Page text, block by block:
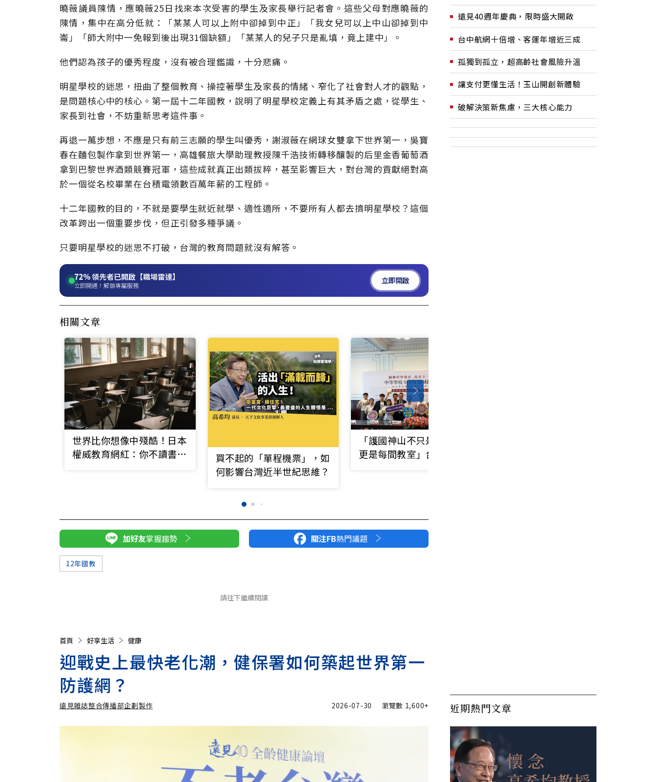
曉薇議員陳情，應曉薇25日找來本次受害的學生及家長舉行記者會。這些父母對應曉薇的
陳情，集中在高分低就：「某某人可以上附中卻掉到中正」「我女兒可以上中山卻掉到中
崙」「師大附中一免報到後出現31個缺額」「某某人的兒子只是亂填，竟上建中」。
他們認為孩子的優秀程度，沒有被合理鑑識，十分悲痛。
明星學校的迷思，扭曲了整個教育、操控著學生及家長的情緒、窄化了社會對人才的觀點，
是問題核心中的核心。第一屆十二年國教，說明了明星學校定義上有其矛盾之處，從學生、
家長到社會，不妨重新思考這件事。
再退一萬步想，不應是只有前三志願的學生叫優秀，謝淑薇在網球女雙拿下世界第一，吳寶
春在麵包製作拿到世界第一，高雄餐旅大學助理教授陳千浩技術轉移釀製的后里金香葡萄酒
拿到巴黎世界酒類競賽冠軍，這些成就真正出類拔粹，甚至影響巨大，對台灣的貢獻絕對高
於一個從名校畢業在台積電領數百萬年薪的工程師。
十二年國教的目的，不就是要學生就近就學、適性適所，不要所有人都去擠明星學校？這個
改革跨出一個重要步伐，但正引發多種爭議。
只要明星學校的迷思不打破，台灣的教育問題就沒有解答。
72%領先者已開啟【職場雷達】
立即開通！解鎖專屬服務
立即開啟
相關文章
世界比你想像中殘酷！日本
權威教育網紅：你不讀書，
買不起的「單程機票」，如
何影響台灣近半世紀思維？
「護國神山不只是晶圓廠，
更是每間教室」台師大出招
加好友掌握趨勢 關注FB熱門議題
12年國教
請往下繼續閱讀
首頁 好享生活 健康
迎戰史上最快老化潮，健保署如何築起世界第一
防護網？
遠見雜誌整合傳播部企劃製作 2026-07-30 瀏覽數 1,600+
遠見40週年慶典，限時盛大開啟
台中航網十倍增、客運年增近三成
孤獨到孤立，超高齡社會風險升溫
讓支付更懂生活！玉山開創新體驗
破解決策新焦慮，三大核心能力
近期熱門文章